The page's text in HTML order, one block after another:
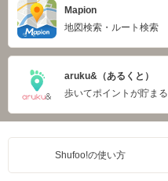
Mapion
地図検索・ルート検索
aruku&（あるくと）
歩いてポイントが貯まる
Shufoo!の使い方